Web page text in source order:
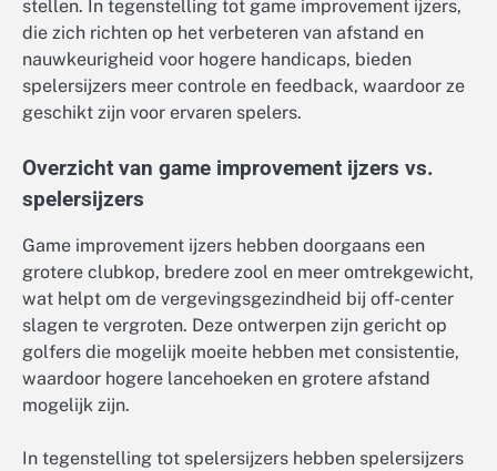
stellen. In tegenstelling tot game improvement ijzers,
die zich richten op het verbeteren van afstand en
nauwkeurigheid voor hogere handicaps, bieden
spelersijzers meer controle en feedback, waardoor ze
geschikt zijn voor ervaren spelers.
Overzicht van game improvement ijzers vs.
spelersijzers
Game improvement ijzers hebben doorgaans een
grotere clubkop, bredere zool en meer omtrekgewicht,
wat helpt om de vergevingsgezindheid bij off-center
slagen te vergroten. Deze ontwerpen zijn gericht op
golfers die mogelijk moeite hebben met consistentie,
waardoor hogere lancehoeken en grotere afstand
mogelijk zijn.
In tegenstelling tot spelersijzers hebben spelersijzers